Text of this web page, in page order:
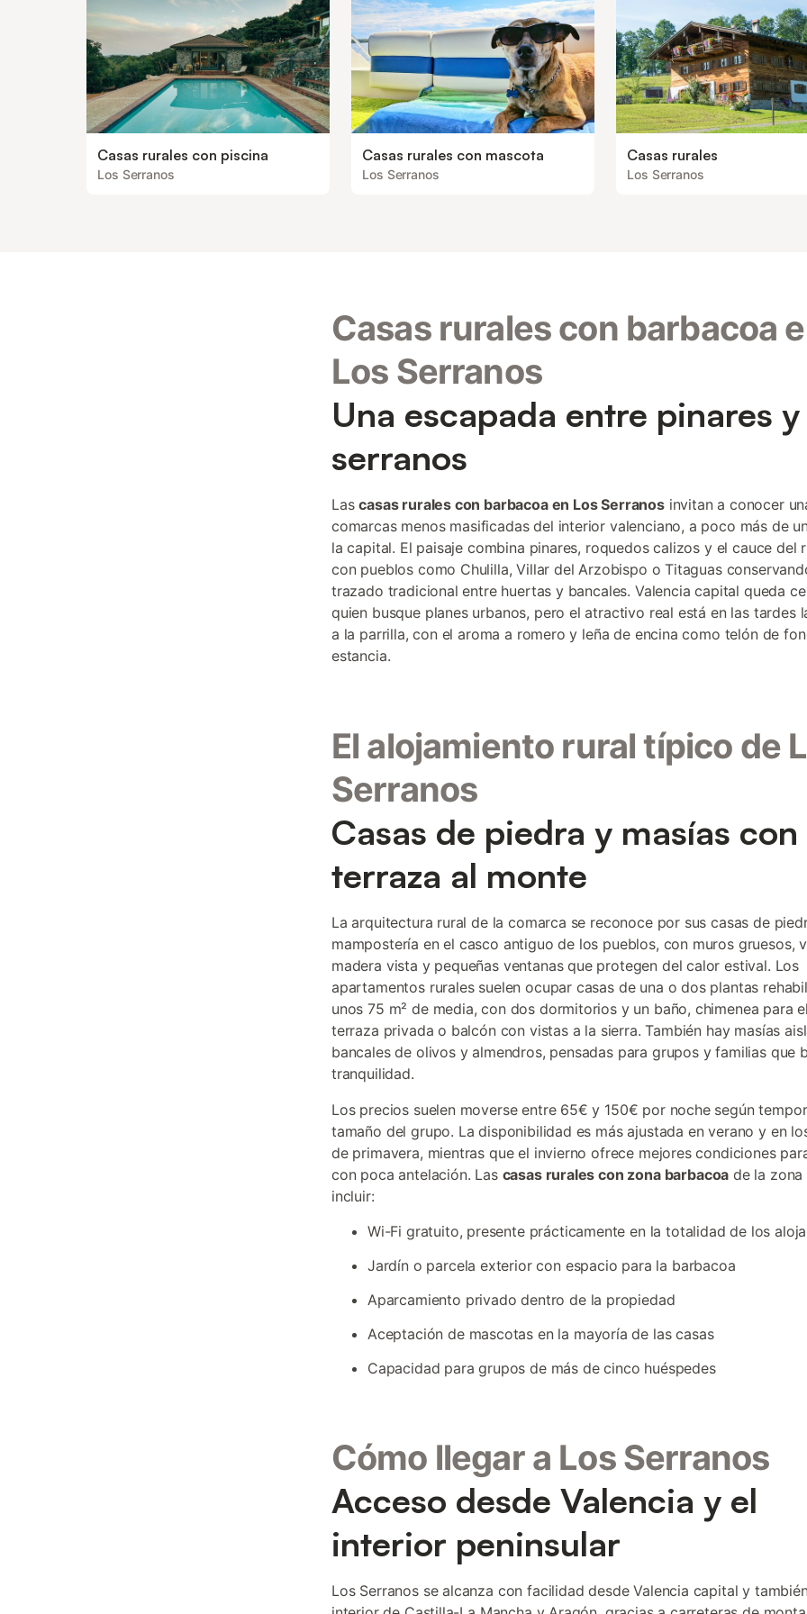
Casas rurales con piscina
Los Serranos
Casas rurales con mascota
Los Serranos
Casas rurales
Los Serranos
Casas rurales con barbacoa
Los Serranos
Una escapada entre pinares
serranos
Lascasas rurales con barbacoa en Los Serranosinvitan a conocer
comarcas menos masificadas del interior valenciano, a poco más de
la capital. El paisaje combina pinares, roquedos calizos y el cauce del
con pueblos como Chulilla, Villar del Arzobispo o Titaguas
trazado tradicional entre huertas y bancales. Valencia capital queda
quien busque planes urbanos, pero el atractivo real está en las tardes
a la parrilla, con el aroma a romero y leña de encina como telón de
estancia.
El alojamiento rural típico de
Serranos
Casas de piedra y masías con
terraza al monte
La arquitectura rural de la comarca se reconoce por sus casas de
mampostería en el casco antiguo de los pueblos, con muros gruesos,
madera vista y pequeñas ventanas que protegen del calor estival. Los
apartamentos rurales suelen ocupar casas de una o dos plantas
unos 75 m² de media, con dos dormitorios y un baño, chimenea para
terraza privada o balcón con vistas a la sierra. También hay masías
bancales de olivos y almendros, pensadas para grupos y familias que
tranquilidad.
Los precios suelen moverse entre 65€ y 150€ por noche según
tamaño del grupo. La disponibilidad es más ajustada en verano y en
de primavera, mientras que el invierno ofrece mejores condiciones
con poca antelación. Las casas rurales con zona barbacoa de la zona
incluir:
Wi-Fi gratuito, presente prácticamente en la totalidad de los
Jardín o parcela exterior con espacio para la barbacoa
Aparcamiento privado dentro de la propiedad
Aceptación de mascotas en la mayoría de las casas
Capacidad para grupos de más de cinco huéspedes
Cómo llegar a Los Serranos
Acceso desde Valencia y el
interior peninsular
Los Serranos se alcanza con facilidad desde Valencia capital y